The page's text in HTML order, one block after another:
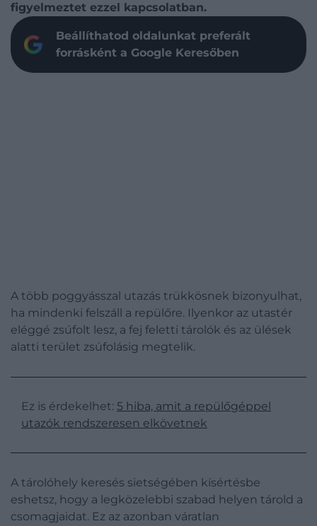
figyelmeztet ezzel kapcsolatban.
Beállíthatod oldalunkat preferált
forrásként a Google Keresőben
A több poggyásszal utazás trükkösnek bizonyulhat,
ha mindenki felszáll a repülőre. Ilyenkor az utastér
eléggé zsúfolt lesz, a fej feletti tárolók és az ülések
alatti terület zsúfolásig megtelik.
Ez is érdekelhet: 5 hiba, amit a repülőgéppel
utazók rendszeresen elkövetnek
A tárolóhely keresés sietségében kísértésbe
eshetsz, hogy a legközelebbi szabad helyen tárold a
csomagjaidat. Ez az azonban váratlan